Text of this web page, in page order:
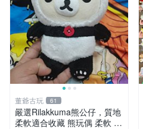
董爺古玩 61
嚴選Rilakkuma熊公仔，質地
柔軟適合收藏 熊玩偶 柔軟 公